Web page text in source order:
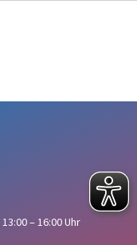
13:00 – 16:00 Uhr